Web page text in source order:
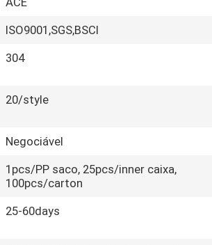
ISO9001,SGS,BSCI
304
20/style
Negociável
1pcs/PP saco, 25pcs/inner caixa,
100pcs/carton
25-60days